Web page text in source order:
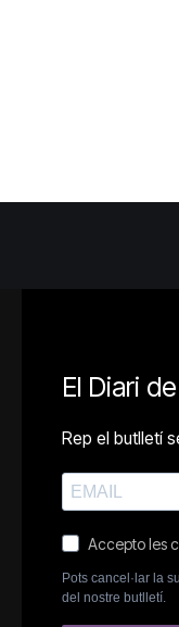
El Diari
Rep el butlletí
Accepto les
Pots cancel·lar la
del nostre butlletí.